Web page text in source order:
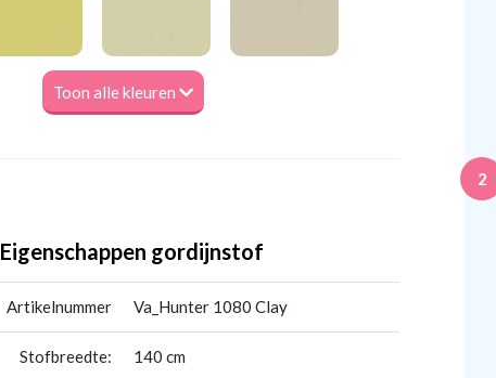
Toon alle kleuren
Eigenschappen gordijnstof
Artikelnummer Va_Hunter 1080 Clay
Stofbreedte: 140 cm
2